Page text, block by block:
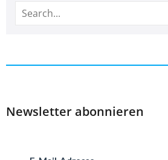
Newsletter abonnieren